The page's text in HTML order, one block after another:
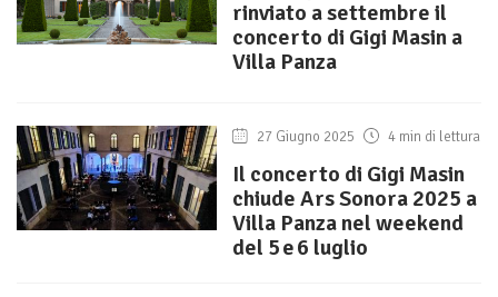
rinviato a settembre il
concerto di Gigi Masin a
Villa Panza
27 Giugno 2025 4 min di lettura
Il concerto di Gigi Masin
chiude Ars Sonora 2025 a
Villa Panza nel weekend
del 5 e 6 luglio